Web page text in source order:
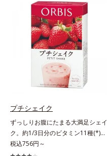
ンナンがおなかの中で膨らみ、満足
感をアップ。豊富な栄養素でキレイ
を目指すダイエッターを、内側から
サポートします！黒糖きなこ味（カ
ロリー 92kcal ※1食分・本品粉末の
み）やさしい甘さの黒糖とほのかに
香るきなこが溶け合う幸せな味わ
い。たっぷり飲んでも飽きないおい
プチシェイク
ずっしりお腹にたまる大満足シェイ
ク。約1/3日分のビタミン11種(*)・
鉄分・食物繊維配合でダイエットと
美容をしっかりサポート。食事とお
税込756円～